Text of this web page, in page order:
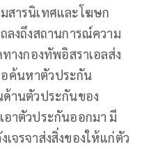
สารนิเทศและโฆษก
ลงถึงสถานการณ์ความ
างกองทัพอิสราเอลส่ง
ค้นหาตัวประกัน
ด้านตัวประกันของ
อาตัวประกันออกมา มี
เจรจาส่งสิ่งของให้แก่ตัว